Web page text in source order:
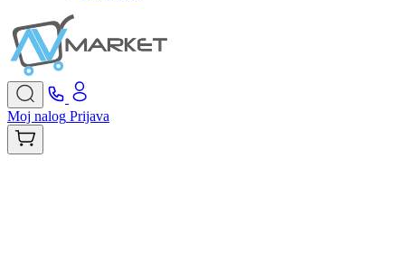
Moj nalog Prijava